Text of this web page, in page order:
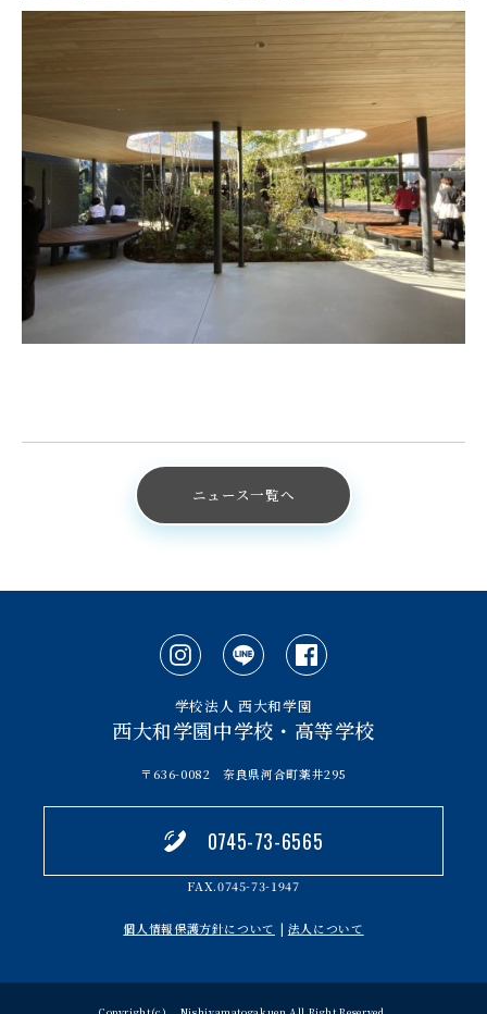
ニュース一覧へ
学校法人 西大和学園
西大和学園中学校・高等学校
〒636-0082 奈良県河合町薬井295
0745-73-6565
FAX.0745-73-1947
個人情報保護方針について | 法人について